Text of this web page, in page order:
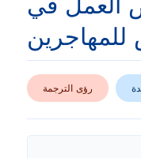
رؤى الترجمة